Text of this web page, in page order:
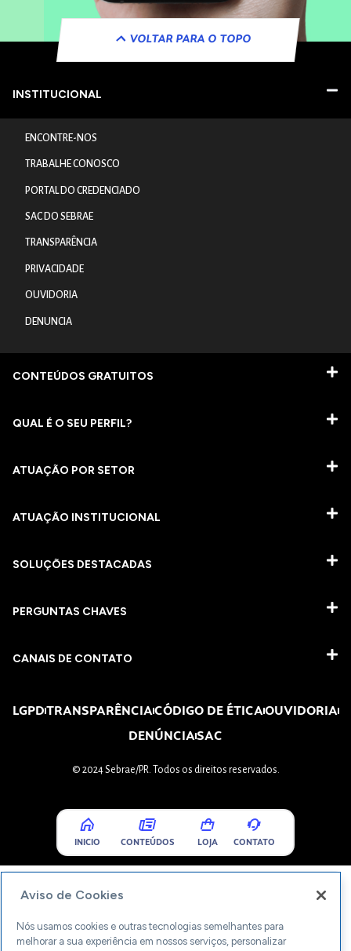
VOLTAR PARA O TOPO
INSTITUCIONAL
ENCONTRE-NOS
TRABALHE CONOSCO
PORTAL DO CREDENCIADO
SAC DO SEBRAE
TRANSPARÊNCIA
PRIVACIDADE
OUVIDORIA
DENUNCIA
CONTEÚDOS GRATUITOS
QUAL É O SEU PERFIL?
ATUAÇÃO POR SETOR
ATUAÇÃO INSTITUCIONAL
SOLUÇÕES DESTACADAS
PERGUNTAS CHAVES​
CANAIS DE CONTATO
LGPDTRANSPARÊNCIACÓDIGO DE ÉTICAOUVIDORIA
DENÚNCIASAC
© 2024 Sebrae/PR. Todos os direitos reservados.
INICIO CONTEÚDOS LOJA CONTATO
Aviso de Cookies
Nós usamos cookies e outras tecnologias semelhantes para
melhorar a sua experiência em nossos serviços, personalizar